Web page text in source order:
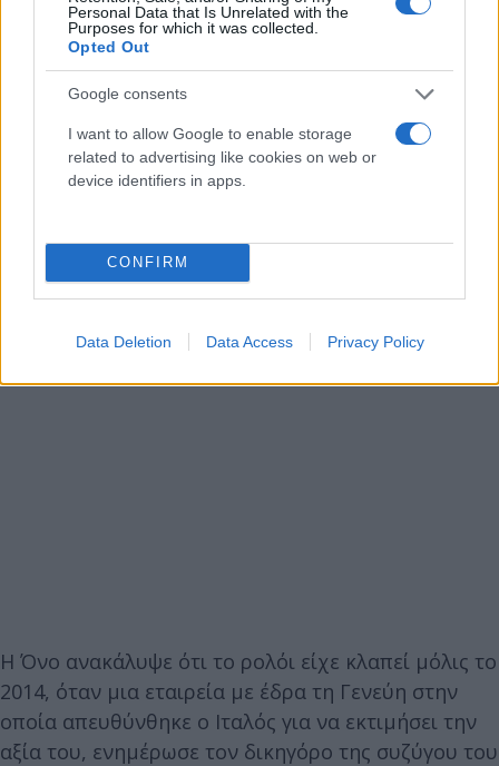
Personal Data that Is Unrelated with the
Purposes for which it was collected.
Opted Out
Google consents
I want to allow Google to enable storage
related to advertising like cookies on web or
device identifiers in apps.
CONFIRM
Data Deletion Data Access Privacy Policy
Η Όνο ανακάλυψε ότι το ρολόι είχε κλαπεί μόλις το
2014, όταν μια εταιρεία με έδρα τη Γενεύη στην
οποία απευθύνθηκε ο Ιταλός για να εκτιμήσει την
αξία του, ενημέρωσε τον δικηγόρο της συζύγου του